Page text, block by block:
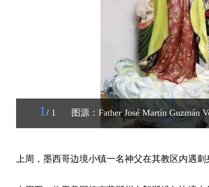
1 / 1 图源：Father José Martín Guzmán
上周，墨西哥边境小镇一名神父在其教区内遇